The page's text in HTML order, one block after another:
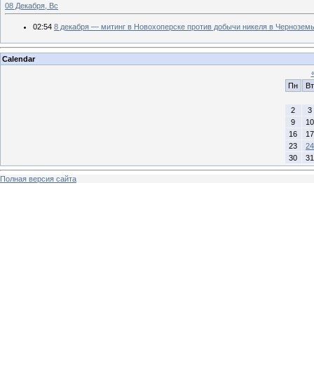
08 Декабря, Вс
02:54 8 декабря — митинг в Новохоперске против добычи никеля в
Calendar
Пн
Вт
2
3
9
10
16
17
23
24
30
31
Полная версия сайта